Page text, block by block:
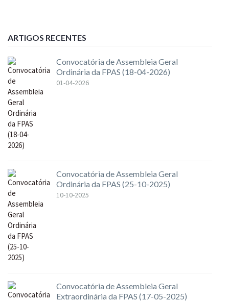
ARTIGOS RECENTES
Convocatória de Assembleia Geral
Ordinária da FPAS (18-04-2026)
01-04-2026
Convocatória de Assembleia Geral
Ordinária da FPAS (25-10-2025)
10-10-2025
Convocatória de Assembleia Geral
Extraordinária da FPAS (17-05-2025)